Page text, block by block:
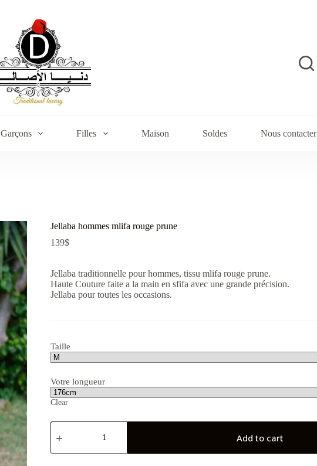
Garçons Filles Maison Soldes Nous contacter
Jellaba hommes mlifa rouge prune
139$
Jellaba traditionnelle pour hommes, tissu mlifa rouge prune.
Haute Couture faite a la main en sfifa avec une grande précision.
Jellaba pour toutes les occasions.
Taille
Votre longueur
Clear
Jellaba
hommes
rouge
Add to cart